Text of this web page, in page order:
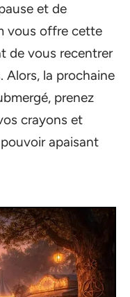
et de
vous offre cette
de vous recentrer
Alors, la prochaine
prenez
crayons et
apaisant